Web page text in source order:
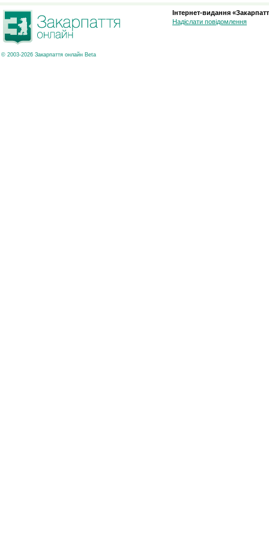
© 2003-2026 Закарпаття онлайн Beta
Інтернет-видання
Надіслати повідомлення